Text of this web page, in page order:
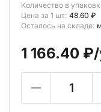
Количество в
Цена за 1 шт: 48.60 ₽
Осталось на складе:
1 166.40 ₽